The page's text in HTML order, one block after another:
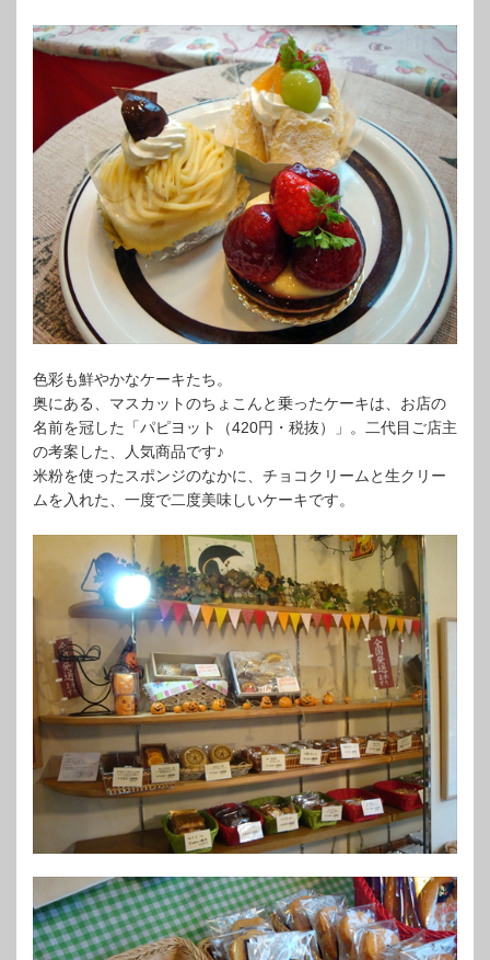
色彩も鮮やかなケーキたち。
奥にある、マスカットのちょこんと乗ったケーキは、お店の
名前を冠した「パピヨット（420円・税抜）」。二代目ご店主
の考案した、人気商品です♪
米粉を使ったスポンジのなかに、チョコクリームと生クリー
ムを入れた、一度で二度美味しいケーキです。